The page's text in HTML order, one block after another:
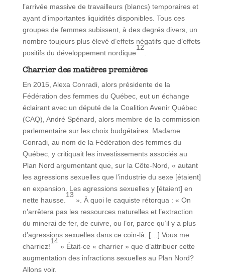
l’arrivée massive de travailleurs (blancs) temporaires et
ayant d’importantes liquidités disponibles. Tous ces
groupes de femmes subissent, à des degrés divers, un
nombre toujours plus élevé d’effets négatifs que d’effets
positifs du développement nordique
12
.
Charrier des matières premières
En 2015, Alexa Conradi, alors présidente de la
Fédération des femmes du Québec, eut un échange
éclairant avec un député de la Coalition Avenir Québec
(CAQ), André Spénard, alors membre de la commission
parlementaire sur les choix budgétaires. Madame
Conradi, au nom de la Fédération des femmes du
Québec, y critiquait les investissements associés au
Plan Nord argumentant que, sur la Côte-Nord, « autant
les agressions sexuelles que l’industrie du sexe [étaient]
en expansion. Les agressions sexuelles y [étaient] en
nette hausse.
13
». À quoi le caquiste rétorqua : « On
n’arrêtera pas les ressources naturelles et l’extraction
du minerai de fer, de cuivre, ou l’or, parce qu’il y a plus
d’agressions sexuelles dans ce coin-là. […] Vous me
charriez!
14
» Était-ce « charrier » que d’attribuer cette
augmentation des infractions sexuelles au Plan Nord?
Allons voir.